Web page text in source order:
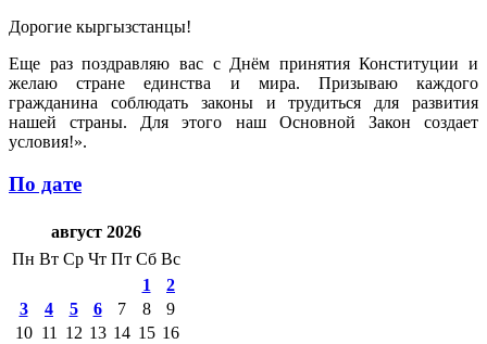
Дорогие кыргызстанцы!
Еще раз поздравляю вас с Днём принятия Конституции и
желаю стране единства и мира. Призываю каждого
гражданина соблюдать законы и трудиться для развития
нашей страны. Для этого наш Основной Закон создает
условия!».
По дате
август 2026
Пн Вт Ср Чт Пт Сб Вс
1
2
3
4 5 6 7 8
9
10 11 12 13 14 15 16